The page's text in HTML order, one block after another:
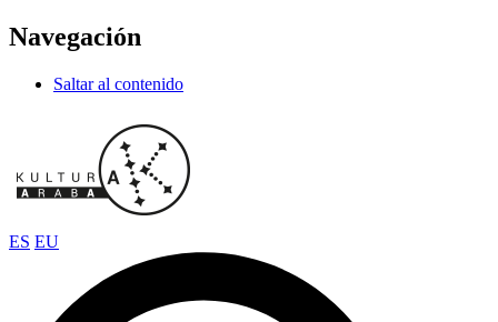
Navegación
Saltar al contenido
ES EU